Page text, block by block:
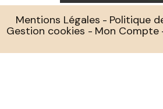
Mentions Légales Politique
Gestion cookies Mon Compte